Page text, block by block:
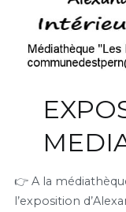
👉 A la
l’exposition